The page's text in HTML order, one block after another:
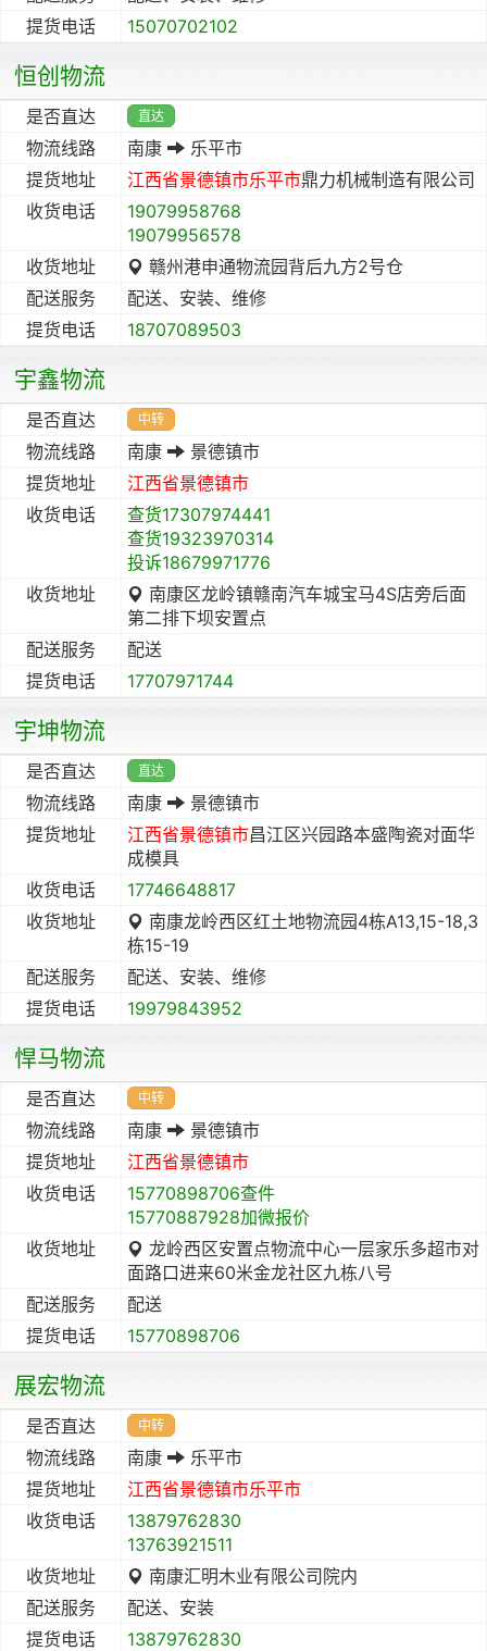
提货电话
15070702102
恒创物流
是否直达 直达
物流线路 南康
乐平市
提货地址
江西省景德镇市乐平市鼎力机械制造有限公司
收货电话
19079958768
19079956578
收货地址
赣州港申通物流园背后九方2号仓
配送服务
配送、安装、维修
提货电话
18707089503
宇鑫物流
是否直达 中转
物流线路 南康
景德镇市
提货地址
江西省景德镇市
收货电话
查货17307974441
查货19323970314
投诉18679971776
收货地址
南康区龙岭镇赣南汽车城宝马4S店旁后面
第二排下坝安置点
配送服务
配送
提货电话
17707971744
宇坤物流
是否直达 直达
物流线路 南康
景德镇市
提货地址
江西省景德镇市昌江区兴园路本盛陶瓷对面华
成模具
收货电话
17746648817
收货地址
南康龙岭西区红土地物流园4栋A13,15-18,3
栋15-19
配送服务
配送、安装、维修
提货电话
19979843952
悍马物流
是否直达 中转
物流线路 南康
景德镇市
提货地址
江西省景德镇市
收货电话
15770898706查件
15770887928加微报价
收货地址
龙岭西区安置点物流中心一层家乐多超市对
面路口进来60米金龙社区九栋八号
配送服务
配送
提货电话
15770898706
展宏物流
是否直达 中转
物流线路 南康
乐平市
提货地址
江西省景德镇市乐平市
收货电话
13879762830
13763921511
收货地址
南康汇明木业有限公司院内
配送服务
配送、安装
提货电话
13879762830